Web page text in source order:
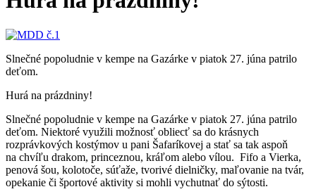
Slnečné popoludnie v kempe na Gazárke v piatok 27. júna patrilo
deťom.
Hurá na prázdniny!
Slnečné popoludnie v kempe na Gazárke v piatok 27. júna patrilo
deťom. Niektoré využili možnosť obliecť sa do krásnych
rozprávkových kostýmov u pani Šafaríkovej a stať sa tak aspoň
na chvíľu drakom, princeznou, kráľom alebo vílou. Fifo a Vierka,
penová šou, kolotoče, súťaže, tvorivé dielničky, maľovanie na tvár,
opekanie či športové aktivity si mohli vychutnať do sýtosti.